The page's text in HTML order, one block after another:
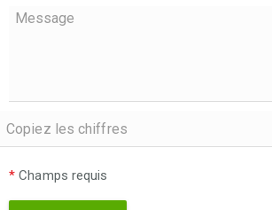
* Champs requis